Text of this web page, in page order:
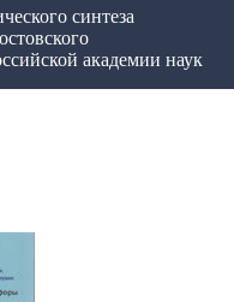
синтеза
академии наук